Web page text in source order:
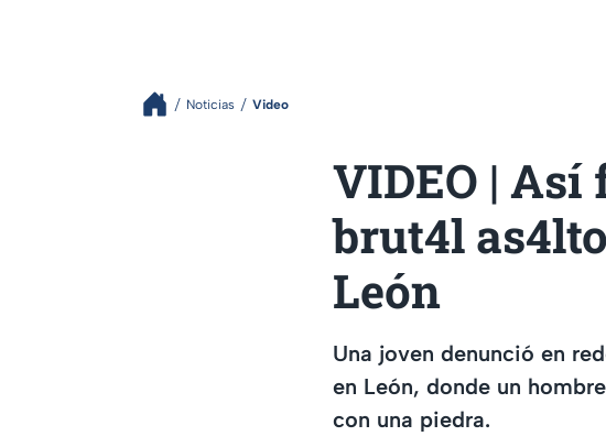
Noticias Video
VIDEO |
brut4l
León
Una joven denunció en
en León, donde un
con una piedra.